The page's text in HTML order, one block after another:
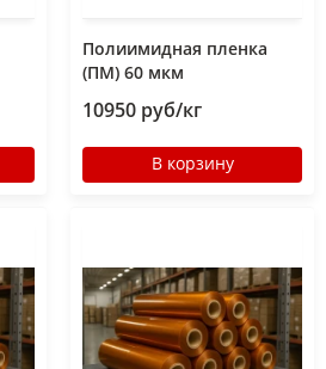
Полиимидная пленка
(ПМ) 60 мкм
10950 руб/кг
В корзину